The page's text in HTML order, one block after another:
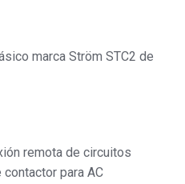
marca Ström STC2 de
remota de circuitos
para AC